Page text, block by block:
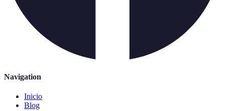
Navigation
Inicio
Blog